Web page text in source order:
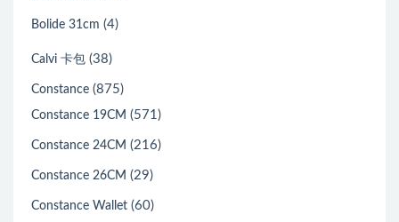
Bolide 31cm (4)
Calvi 卡包 (38)
Constance (875)
Constance 19CM (571)
Constance 24CM (216)
Constance 26CM (29)
Constance Wallet (60)